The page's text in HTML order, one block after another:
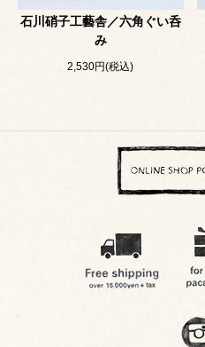
石川硝子工藝舎／六角ぐい呑
み
2,530円(税込)